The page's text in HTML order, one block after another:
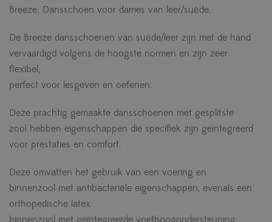
Breeze; Dansschoen voor dames van leer/suède.
De Breeze dansschoenen van suède/leer zijn met de hand
vervaardigd volgens de hoogste normen en zijn zeer
flexibel,
perfect voor lesgeven en oefenen.
Deze prachtig gemaakte dansschoenen met gesplitste
zool hebben eigenschappen die specifiek zijn geïntegreerd
voor prestaties en comfort.
Deze omvatten het gebruik van een voering en
binnenzool met antibacteriële eigenschappen, evenals een
orthopedische latex